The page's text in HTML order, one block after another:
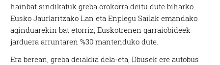
hainbat sindikatuk greba orokorra deitu dute biharko.
Eusko Jaurlaritzako Lan eta Enplegu Sailak emandako
aginduarekin bat etorriz, Euskotrenen garraiobideek
jarduera arruntaren %30 mantenduko dute.
Era berean, greba deialdia dela-eta, Dbusek ere autobus